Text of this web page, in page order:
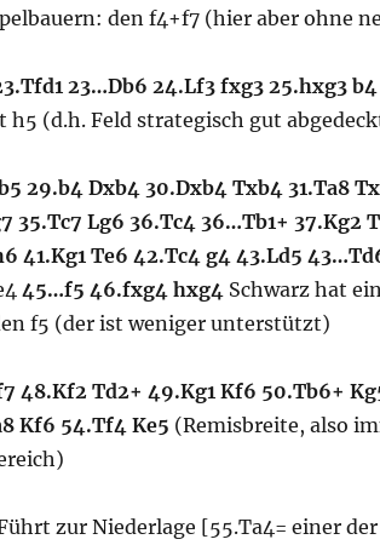
den f4+f7 (hier aber ohne
23…Db6 24.Lf3 fxg3 25.hxg3
h5 (d.h. Feld strategisch gut
29.b4 Dxb4 30.Dxb4 Txb4 31.Ta8
35.Tc7 Lg6 36.Tc4 36…Tb1+ 37.Kg2
41.Kg1 Te6 42.Tc4 g4 43.Ld5
45…f5 46.fxg4 hxg4 Schwarz hat
f5 (der ist weniger unterstützt)
48.Kf2 Td2+ 49.Kg1 Kf6 50.Tb6+
Kf6 54.Tf4 Ke5 (Remisbreite, also
zur Niederlage [55.Ta4= einer